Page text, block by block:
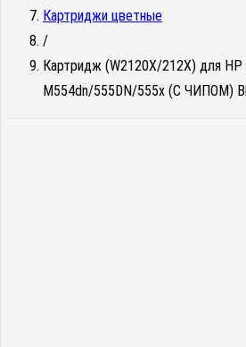
Картриджи цветные
/
Картридж (W2120X/212X) для
M554dn/555DN/555x (С ЧИПОМ)